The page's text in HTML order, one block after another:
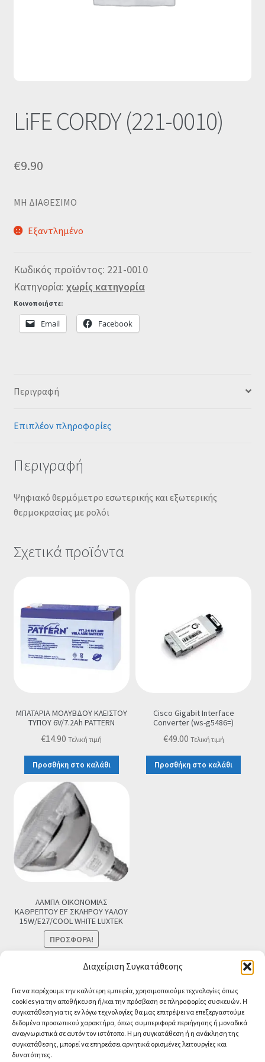
Διαχείριση Συγκατάθεσης
Για να παρέχουμε την καλύτερη εμπειρία, χρησιμοποιούμε τεχνολογίες όπως
cookies για την αποθήκευση ή/και την πρόσβαση σε πληροφορίες συσκευών. Η
συγκατάθεση για τις εν λόγω τεχνολογίες θα μας επιτρέψει να επεξεργαστούμε
δεδομένα προσωπικού χαρακτήρα, όπως συμπεριφορά περιήγησης ή μοναδικά
αναγνωριστικά σε αυτόν τον ιστότοπο. Η μη συγκατάθεση ή η ανάκληση της
συγκατάθεσης, μπορεί να επηρεάσει αρνητικά ορισμένες λειτουργίες και
δυνατότητες.
LiFE CORDY (221-0010)
€9.90
MΗ ΔΙΑΘΕΣΙΜΟ
Εξαντλημένο
Κωδικός προϊόντος: 221-0010
Κατηγορία: χωρίς κατηγορία
Κοινοποιήστε:
Email Facebook
Περιγραφή
Επιπλέον πληροφορίες
Περιγραφή
Ψηφιακό θερμόμετρο εσωτερικής και εξωτερικής
θερμοκρασίας με ρολόι
Σχετικά προϊόντα
ΜΠΑΤΑΡΙΑ ΜΟΛΥΒΔΟΥ ΚΛΕΙΣΤΟΥ
ΤΥΠΟΥ 6V/7.2Ah PATTERN
€14.90 Τελική τιμή
Προσθήκη στο καλάθι
Cisco Gigabit Interface
Converter (ws-g5486=)
€49.00 Τελική τιμή
Προσθήκη στο καλάθι
ΛΑΜΠΑ ΟΙΚΟΝΟΜΙΑΣ
ΚΑΘΡΕΠΤΟΥ EF ΣΚΛΗΡΟΥ ΥΑΛΟΥ
15W/E27/COOL WHITE LUXTEK
ΠΡΟΣΦΟΡΆ!
Original
was:
€4.90.
Η
τιμή
είναι:
€3.90.
Τελική τιμή
Προσθήκη στο καλάθι